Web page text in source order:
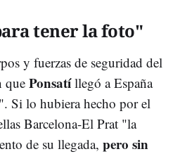
tener la foto"
y fuerzas de seguridad del
quePonsatíllegó a España
Si lo hubiera hecho por el
Barcelona-El Prat "la
de su llegada, pero sin